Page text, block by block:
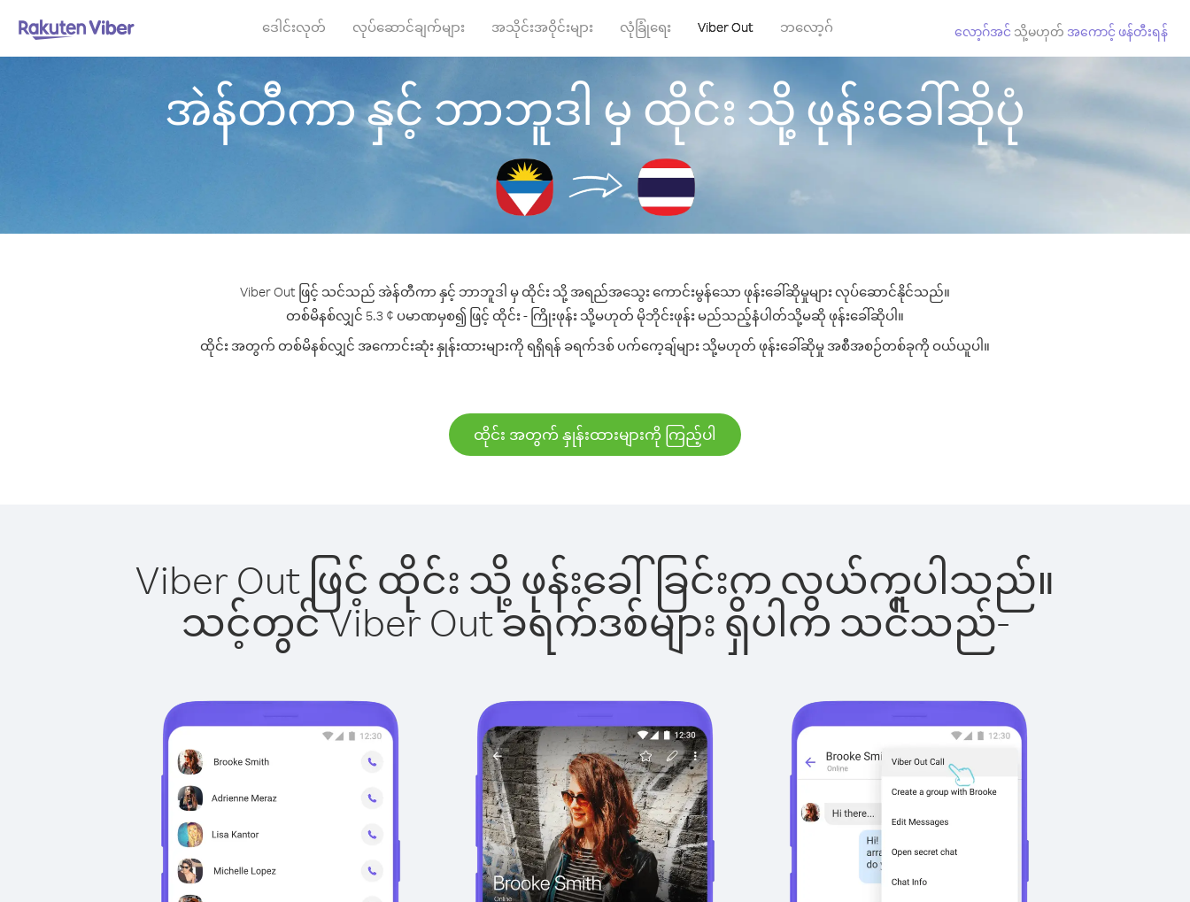
ဒေါင်းလုတ် လုပ်ဆောင်ချက်များ အသိုင်းအဝိုင်းများ လုံခြုံရေး Viber Out ဘလော့ဂ် လော့ဂ်အင် သို့မဟုတ် အကောင့် ဖန်တီးရန်
အဲန်တီကာ နှင့် ဘာဘူဒါ မှ ထိုင်း သို့ ဖုန်းခေါ်ဆိုပုံ
Viber Out ဖြင့် သင်သည် အဲန်တီကာ နှင့် ဘာဘူဒါ မှ ထိုင်း သို့ အရည်အသွေး ကောင်းမွန်သော ဖုန်းခေါ်ဆိုမှုများ လုပ်ဆောင်နိုင်သည်။
တစ်မိနစ်လျှင် 5.3 ¢ ပမာဏမှစ၍ ဖြင့် ထိုင်း - ကြိုးဖုန်း သို့မဟုတ် မိုဘိုင်းဖုန်း မည်သည့်နံပါတ်သို့မဆို ဖုန်းခေါ်ဆိုပါ။
ထိုင်း အတွက် တစ်မိနစ်လျှင် အကောင်းဆုံး နှုန်းထားများကို ရရှိရန် ခရက်ဒစ် ပက်ကေ့ချ်များ သို့မဟုတ် ဖုန်းခေါ်ဆိုမှု အစီအစဉ်တစ်ခုကို ဝယ်ယူပါ။
ထိုင်း အတွက် နှုန်းထားများကို ကြည့်ပါ
Viber Out ဖြင့် ထိုင်း သို့ ဖုန်းခေါ်ခြင်းက လွယ်ကူပါသည်။
သင့်တွင် Viber Out ခရက်ဒစ်များ ရှိပါက သင်သည်-